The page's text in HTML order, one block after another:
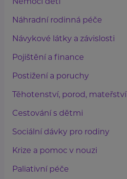
Náhradní rodinná péče
Návykové látky a závislosti
Pojištění a finance
Postižení a poruchy
Těhotenství, porod, mateřství
Cestování s dětmi
Sociální dávky pro rodiny
Krize a pomoc v nouzi
Paliativní péče